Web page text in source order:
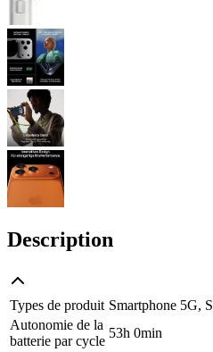
Description
Types de produit Smartphone 5G,
Autonomie de la
batterie par cycle
53h 0min